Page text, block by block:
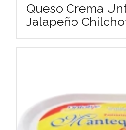
Queso Crema
Jalapeño